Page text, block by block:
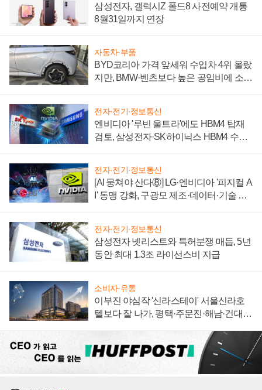
삼성전자, 갤럭시Z 폴드8 사전예약 개통
8월31일까지 연장
자동차·부품
BYD코리아 가격 앞세워 수입차 4위 올랐
지만, BMW·벤츠보다 높은 공임비에 소비
전자·전기·정보통신
엔비디아 '루빈 울트라'에도 HBM4 탑재
검토, 삼성전자·SK하이닉스 HBM4 수율
전자·전기·정보통신
[AI 뭉쳐야 산다⑧] LG·엔비디아 '피지컬 A
I' 동맹 강화, 구광모 제조·데이터·기술 결
전자·전기·정보통신
삼성전자 넷리스트와 특허분쟁 매듭, 5년
동안 최대 1.3조 라이선스비 지급
소비자·유통
이부진 야심작 '신라스테이' 서울신라호
텔보다 잘 나가, 평택·주문진·해남·건대로